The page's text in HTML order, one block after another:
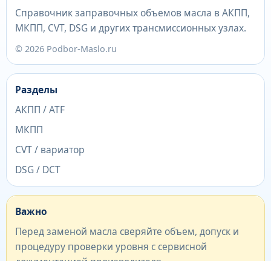
Справочник заправочных объемов масла в АКПП,
МКПП, CVT, DSG и других трансмиссионных узлах.
© 2026 Podbor-Maslo.ru
Разделы
АКПП / ATF
МКПП
CVT / вариатор
DSG / DCT
Важно
Перед заменой масла сверяйте объем, допуск и
процедуру проверки уровня с сервисной